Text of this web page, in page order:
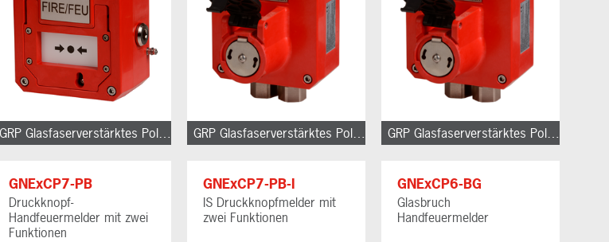
GRP Glasfaserverstärktes Polyester GRP Glasfaserverstärktes Polyester GRP Glasfaserverstärktes Polyester
GNExCP7-PB
Druckknopf-
Handfeuermelder mit zwei
Funktionen
GNExCP7-PB-I
IS Druckknopfmelder mit
zwei Funktionen
GNExCP6-BG
Glasbruch
Handfeuermelder